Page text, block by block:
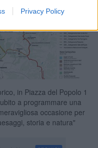
Privacy Policy
in Piazza del Popolo 1
a programmare una
occasione per
storia e natura"